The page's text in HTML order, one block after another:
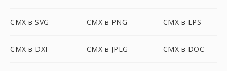
CMX в SVG CMX в PNG CMX в EPS
CMX в DXF CMX в JPEG CMX в DOC